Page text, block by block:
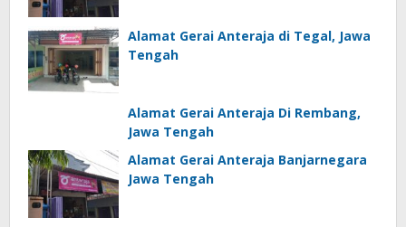
Alamat Gerai Anteraja di Tegal, Jawa
Tengah
Alamat Gerai Anteraja Di Rembang,
Jawa Tengah
Alamat Gerai Anteraja Banjarnegara
Jawa Tengah